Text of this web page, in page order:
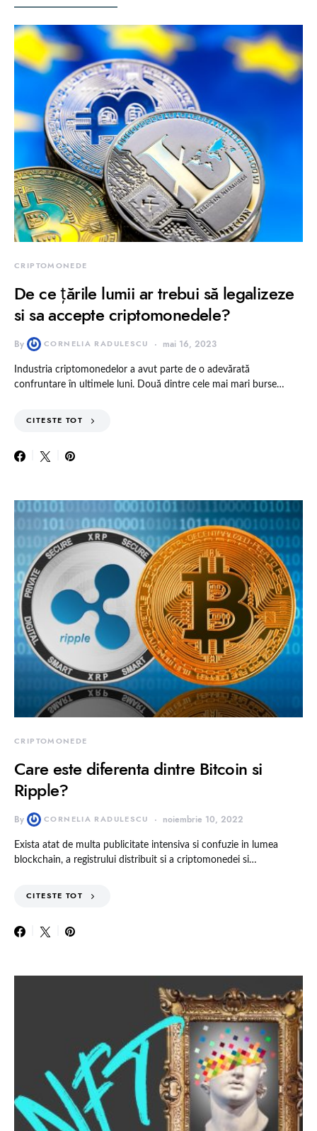
CRIPTOMONEDE
De ce țările lumii ar trebui să legalizeze
si sa accepte criptomonedele?
By CORNELIA RADULESCU mai 16, 2023
Industria criptomonedelor a avut parte de o adevărată
confruntare în ultimele luni. Două dintre cele mai mari burse…
CITESTE TOT
CRIPTOMONEDE
Care este diferenta dintre Bitcoin si
Ripple?
By CORNELIA RADULESCU noiembrie 10, 2022
Exista atat de multa publicitate intensiva si confuzie in lumea
blockchain, a registrului distribuit si a criptomonedei si…
CITESTE TOT